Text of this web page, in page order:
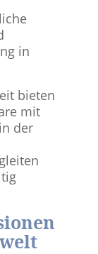
in
bieten
mit
der